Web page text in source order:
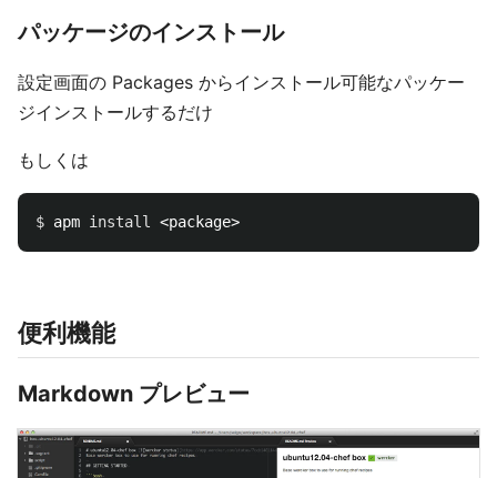
パッケージのインストール
設定画面の Packages からインストール可能なパッケー
ジインストールするだけ
もしくは
$ apm install
便利機能
Markdown プレビュー